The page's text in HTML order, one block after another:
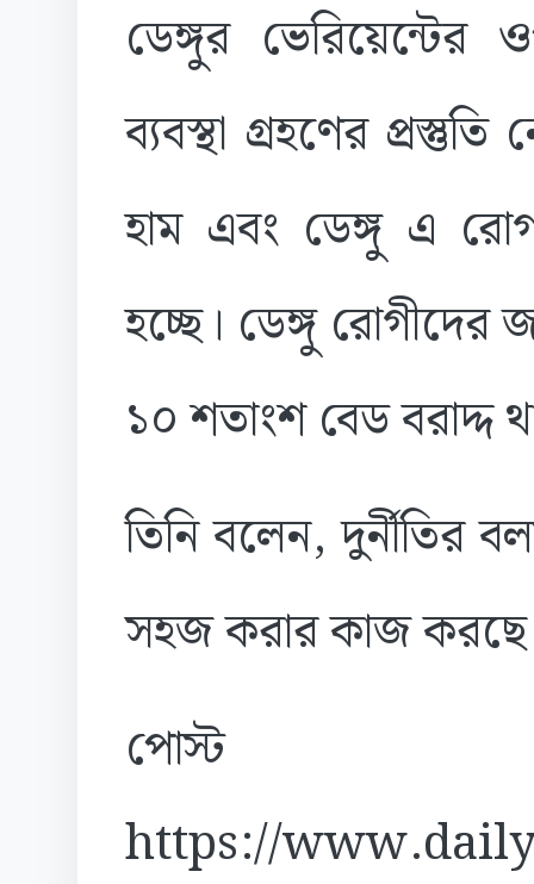
ডেঙ্গুর
ব্যবস্থা গ্রহণের
হাম এবং ডেঙ্গু এ
হচ্ছে। ডেঙ্গু রোগীদের
১০ শতাংশ বেড বরাদ্দ
তিনি বলেন, দুর্নীতির
সহজ করার কাজ
https://